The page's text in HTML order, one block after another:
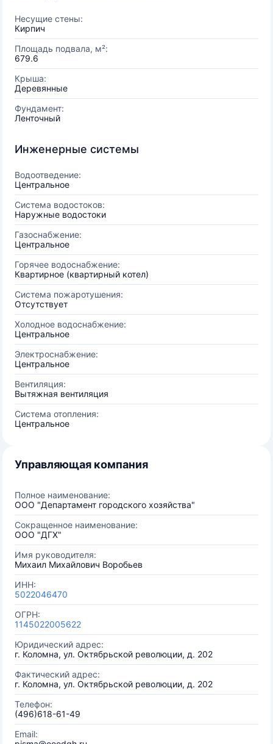
Несущие стены:
Кирпич
Площадь подвала, м²:
679.6
Крыша:
Деревянные
Фундамент:
Ленточный
Инженерные системы
Водоотведение:
Центральное
Система водостоков:
Наружные водостоки
Газоснабжение:
Центральное
Горячее водоснабжение:
Квартирное (квартирный котел)
Система пожаротушения:
Отсутствует
Холодное водоснабжение:
Центральное
Электроснабжение:
Центральное
Вентиляция:
Вытяжная вентиляция
Система отопления:
Центральное
Управляющая компания
Полное наименование:
ООО "Департамент городского хозяйства"
Сокращенное наименование:
ООО "ДГХ"
Имя руководителя:
Михаил Михайлович Воробьев
ИНН:
5022046470
ОГРН:
1145022005622
Юридический адрес:
г. Коломна, ул. Октябрьской революции, д. 202
Фактический адрес:
г. Коломна, ул. Октябрьской революции, д. 202
Телефон:
(496)618-61-49
Email: